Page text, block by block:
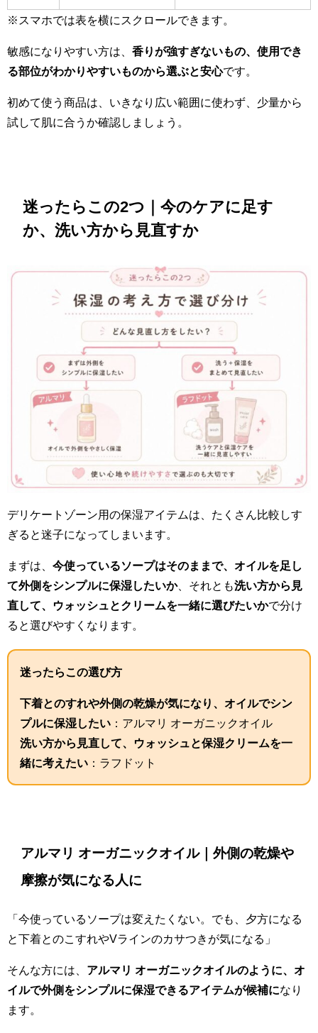
※スマホでは表を横にスクロールできます。
敏感になりやすい方は、 香りが強すぎないもの、使用でき
る部位がわかりやすいものから選ぶと安心です。
初めて使う商品は、いきなり広い範囲に使わず、少量から
試して肌に合うか確認しましょう。
迷ったらこの2つ｜今のケアに足す
か、洗い方から見直すか
デリケートゾーン用の保湿アイテムは、たくさん比較しす
ぎると迷子になってしまいます。
まずは、 今使っているソープはそのままで、オイルを足し
て外側をシンプルに保湿したいか、それとも洗い方から見
直して、ウォッシュとクリームを一緒に選びたいかで分け
ると選びやすくなります。
迷ったらこの選び方
下着とのすれや外側の乾燥が気になり、オイルでシン
プルに保湿したい ：アルマリ オーガニックオイル
洗い方から見直して、ウォッシュと保湿クリームを一
緒に考えたい ：ラフドット
アルマリ オーガニックオイル｜外側の乾燥や
摩擦が気になる人に
「今使っているソープは変えたくない。でも、夕方になる
と下着とのこすれやVラインのカサつきが気になる」
そんな方には、 アルマリ オーガニックオイルのように、オ
イルで外側をシンプルに保湿できるアイテムが候補になり
ます。